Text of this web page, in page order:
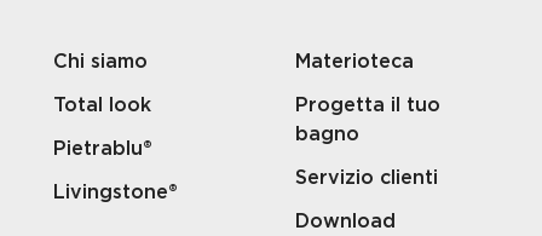
Chi siamo
Total look
Pietrablu®
Livingstone®
Materioteca
Progetta il tuo
bagno
Servizio clienti
Download